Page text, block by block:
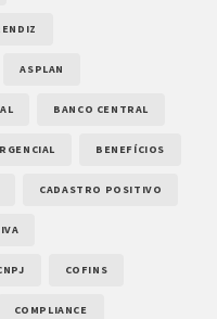
ASPLAN
BANCO CENTRAL
BENEFÍCIOS
CADASTRO POSITIVO
COFINS
COMPLIANCE